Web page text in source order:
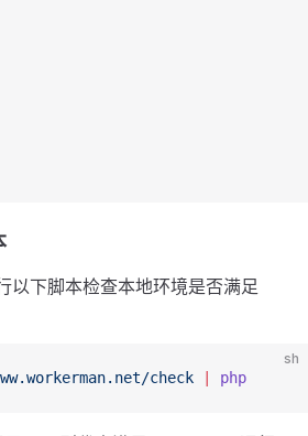
以下脚本检查本地环境是否满足
sh
check php